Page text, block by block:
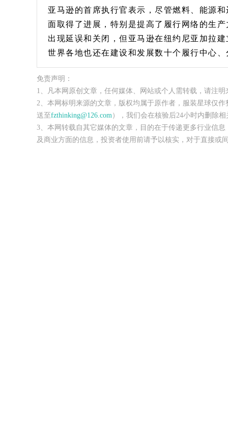
亚马逊的首席执行官表示，尽管燃料、能源
面取得了进展，特别是提高了履行网络的生
出现延误和关闭，但亚马逊在纽约尼亚加拉
世界各地也还在建设和发展数十个履行中心
免责声明：
1、凡本网原创文章，任何媒体、网站或个人需转载，请注明
2、本网标明来源的文章，版权均属于原作者，服装星球仅
送至fzthinking@126.com ），我们会在核验后24小时内删除
3、本网转载自其它媒体的文章，目的在于传递更多行业信
及商业方面的信息，投资者使用前请予以核实，对于直接